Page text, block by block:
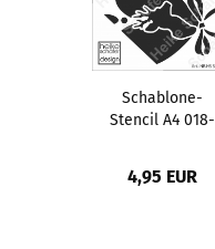
Schablone-
Stencil A4 018-
Reh
4,95 EUR